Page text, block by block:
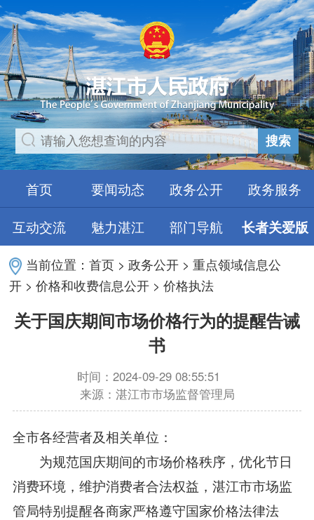
搜索
首页 要闻动态 政务公开
政务服务
互动交流
魅力湛江 部门导航 长者关爱版
当前位置：首页 >政务公开 >重点领域信息公
开 >价格和收费信息公开 >价格执法
关于国庆期间市场价格行为的提醒告诫
书
时间：2024-09-29 08:55:51
来源：湛江市市场监督管理局
全市各经营者及相关单位：
为规范国庆期间的市场价格秩序，优化节日
消费环境，维护消费者合法权益，湛江市市场监
管局特别提醒各商家严格遵守国家价格法律法